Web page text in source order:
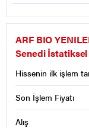
ARF BIO
Senedi
Hissenin ilk işlem
Son İşlem Fiyatı
Alış